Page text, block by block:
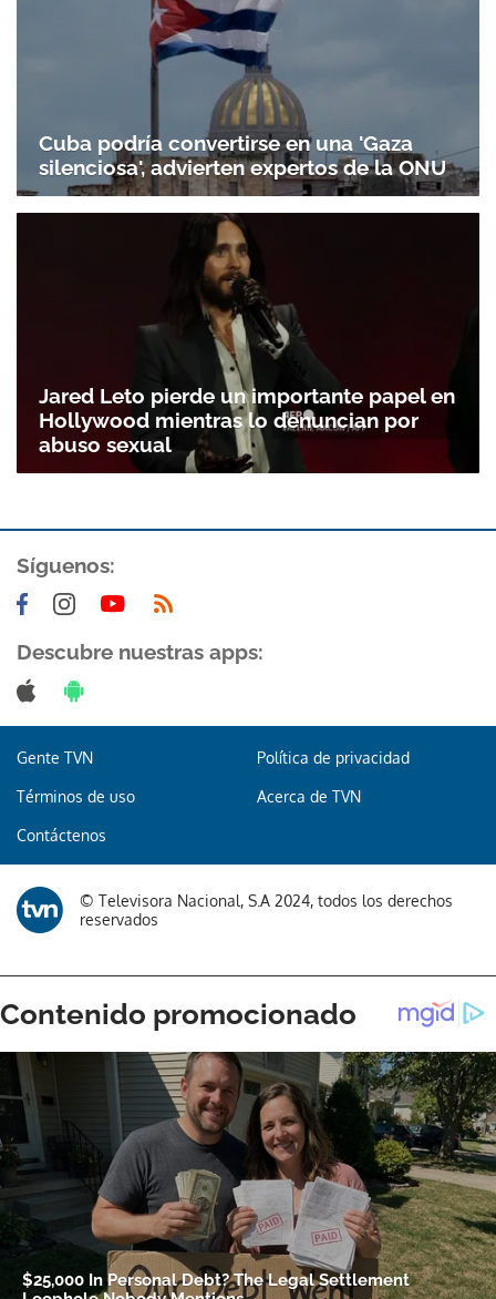
Gracias por suscribirte a nuestro boletín.
Cuba podría convertirse en una 'Gaza
silenciosa', advierten expertos de la ONU
Jared Leto pierde un importante papel en
Hollywood mientras lo denuncian por
abuso sexual
Síguenos:
Descubre nuestras apps:
Gente TVN Política de privacidad
Términos de uso Acerca de TVN
Contáctenos
© Televisora Nacional, S.A 2024, todos los derechos
reservados